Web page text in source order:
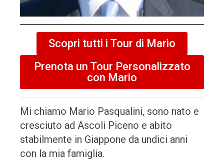
Scopri tutti i Tour di Mario
Prenota un Tour Personalizzato
con Mario
Mi chiamo Mario Pasqualini, sono nato e
cresciuto ad Ascoli Piceno e abito
stabilmente in Giappone da undici anni
con la mia famiglia.